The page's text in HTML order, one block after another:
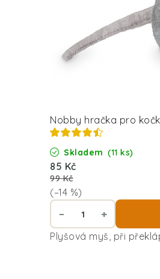
Nobby hračka pro
Skladem (11 ks)
85 Kč
99 Kč
(–14 %)
Plyšová myš, při